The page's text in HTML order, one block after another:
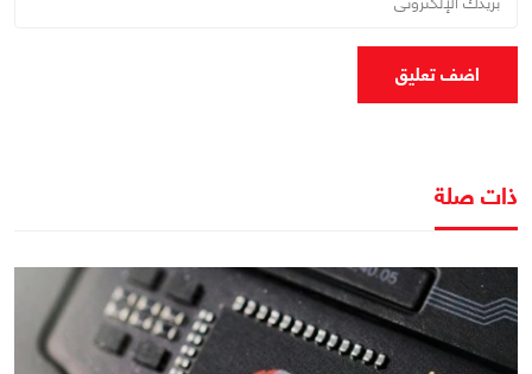
اضف تعليق
ذات صلة